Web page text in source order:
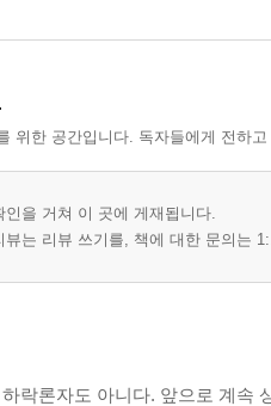
남보다 일찍 알아채려면
시작한다 | 입지가 좋은 곳에
있는 공급이 많다
점에서 사도 걱정이 없다
활용하자
하락하지만 전세가는 상승
, 매매가와 전세가가 정체될 때
위한 공간입니다. 독자들에게 전하
인을 거쳐 이 곳에 게재됩니다.
뷰는 리뷰 쓰기를, 책에 대한 문의는
락론자도 아니다. 앞으로 계속